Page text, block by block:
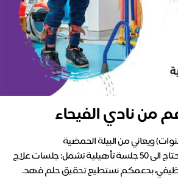
من نادي الفيحاء
من العمر ( ٨ سنوات) ويعاني من البيلة الحمضية
الهيدروكسيزوبتيرية، ويحتاج الى ٥٠ جلسة تأهيلية تشمل: جلسات علاج
بدعمكم نستطيع تحقيق حلم فهد.